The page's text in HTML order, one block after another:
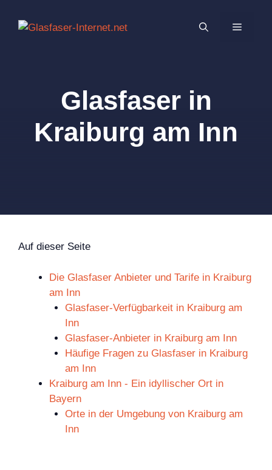
Inhalt
MENÜ
Glasfaser in
Kraiburg am Inn
Auf dieser Seite
Die Glasfaser Anbieter und Tarife in Kraiburg
am Inn
Glasfaser-Verfügbarkeit in Kraiburg am
Inn
Glasfaser-Anbieter in Kraiburg am Inn
Häufige Fragen zu Glasfaser in Kraiburg
am Inn
Kraiburg am Inn - Ein idyllischer Ort in
Bayern
Orte in der Umgebung von Kraiburg am
Inn